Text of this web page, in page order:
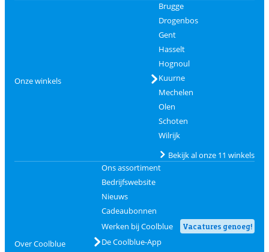
Onze winkels
Brugge
Drogenbos
Gent
Hasselt
Hognoul
Kuurne
Mechelen
Olen
Schoten
Wilrijk
Bekijk al onze 11 winkels
Over Coolblue
Ons assortiment
Bedrijfswebsite
Nieuws
Cadeaubonnen
Werken bij Coolblue
Vacatures genoeg!
De Coolblue-App